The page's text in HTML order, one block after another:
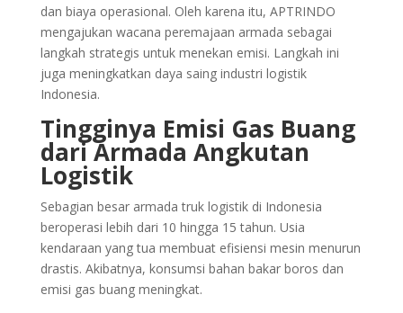
dan biaya operasional. Oleh karena itu, APTRINDO
mengajukan wacana peremajaan armada sebagai
langkah strategis untuk menekan emisi. Langkah ini
juga meningkatkan daya saing industri logistik
Indonesia.
Tingginya Emisi Gas Buang
dari Armada Angkutan
Logistik
Sebagian besar armada truk logistik di Indonesia
beroperasi lebih dari 10 hingga 15 tahun. Usia
kendaraan yang tua membuat efisiensi mesin menurun
drastis. Akibatnya, konsumsi bahan bakar boros dan
emisi gas buang meningkat.